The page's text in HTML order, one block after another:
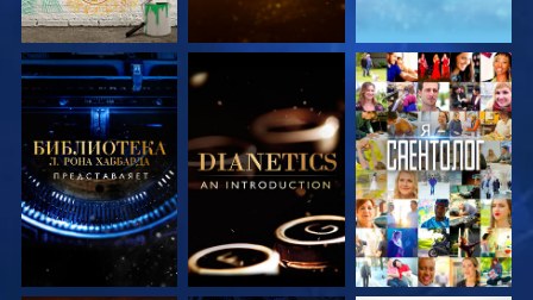
СМОТРЕТЬ
ПЕРЕДАЧИ
СМОТРЕТЬ
ПЕРЕДАЧИ
СМОТРЕТЬ